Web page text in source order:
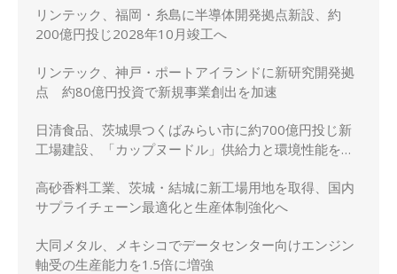
リンテック、福岡・糸島に半導体開発拠点新設、約
200億円投じ2028年10月竣工へ
リンテック、神戸・ポートアイランドに新研究開発拠
点 約80億円投資で新規事業創出を加速
日清食品、茨城県つくばみらい市に約700億円投じ新
工場建設、「カップヌードル」供給力と環境性能を強
高砂香料工業、茨城・結城に新工場用地を取得、国内
サプライチェーン最適化と生産体制強化へ
大同メタル、メキシコでデータセンター向けエンジン
軸受の生産能力を1.5倍に増強